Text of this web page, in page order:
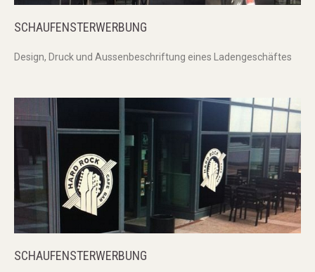
SCHAUFENSTERWERBUNG
Design, Druck und Aussenbeschriftung eines Ladengeschäftes
SCHAUFENSTERWERBUNG